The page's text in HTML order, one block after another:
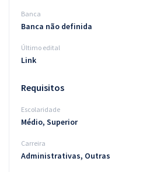
Banca
Banca não definida
Último edital
Link
Requisitos
Escolaridade
Médio, Superior
Carreira
Administrativas, Outras